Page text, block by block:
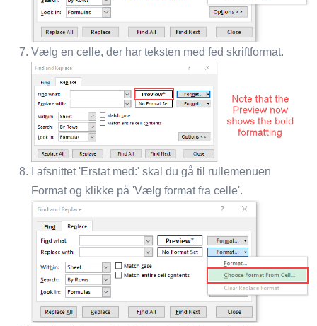
Vælg en celle, der har teksten med fed skriftformat.
I afsnittet 'Erstat med:' skal du gå til rullemenuen
Format og klikke på 'Vælg format fra celle'.